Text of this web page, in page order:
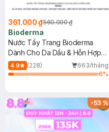
361.000 ₫560.000 ₫
Bioderma
Nước Tẩy Trang Bioderma
Dành Cho Da Dầu & Hỗn Hợp
500ml
4.9 (228)
663/tháng
6%
-53%